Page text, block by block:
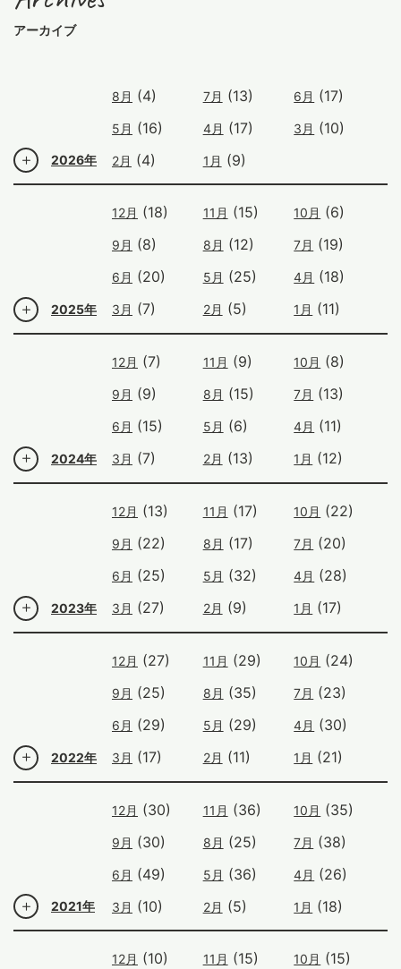
アーカイブ
2026年
8月 (4) 7月 (13) 6月 (17)
5月 (16) 4月 (17) 3月 (10)
2月 (4) 1月 (9)
2025年
12月 (18) 11月 (15) 10月 (6)
9月 (8) 8月 (12) 7月 (19)
6月 (20) 5月 (25) 4月 (18)
3月 (7) 2月 (5) 1月 (11)
2024年
12月 (7) 11月 (9) 10月 (8)
9月 (9) 8月 (15) 7月 (13)
6月 (15) 5月 (6) 4月 (11)
3月 (7) 2月 (13) 1月 (12)
2023年
12月 (13) 11月 (17) 10月 (22)
9月 (22) 8月 (17) 7月 (20)
6月 (25) 5月 (32) 4月 (28)
3月 (27) 2月 (9) 1月 (17)
2022年
12月 (27) 11月 (29) 10月 (24)
9月 (25) 8月 (35) 7月 (23)
6月 (29) 5月 (29) 4月 (30)
3月 (17) 2月 (11) 1月 (21)
2021年
12月 (30) 11月 (36) 10月 (35)
9月 (30) 8月 (25) 7月 (38)
6月 (49) 5月 (36) 4月 (26)
3月 (10) 2月 (5) 1月 (18)
12月 (10) 11月 (15) 10月 (15)